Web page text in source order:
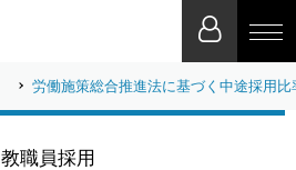
労働施策総合推進法に基づく中途採用比
教職員採用